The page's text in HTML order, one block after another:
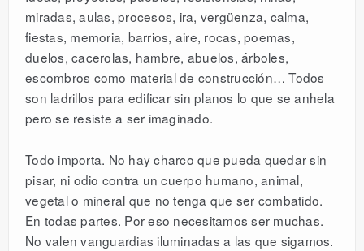
miradas, aulas, procesos, ira, vergüenza, calma,
fiestas, memoria, barrios, aire, rocas, poemas,
duelos, cacerolas, hambre, abuelos, árboles,
escombros como material de construcción… Todos
son ladrillos para edificar sin planos lo que se anhela
pero se resiste a ser imaginado.
Todo importa. No hay charco que pueda quedar sin
pisar, ni odio contra un cuerpo humano, animal,
vegetal o mineral que no tenga que ser combatido.
En todas partes. Por eso necesitamos ser muchas.
No valen vanguardias iluminadas a las que sigamos.